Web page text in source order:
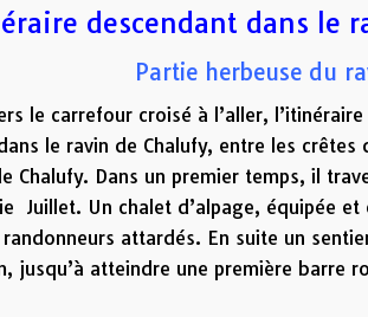
descendant dans le
Partie herbeuse du
le carrefour croisé à l’aller,
le ravin de Chalufy, entre les
Chalufy. Dans un premier temps, il
Juillet. Un chalet d’alpage, équipée
attardés. En suite un
jusqu’à atteindre une première barre